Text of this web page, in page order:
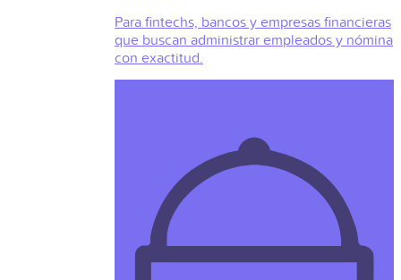
Para fintechs, bancos y empresas financieras
que buscan administrar empleados y nómina
con exactitud.